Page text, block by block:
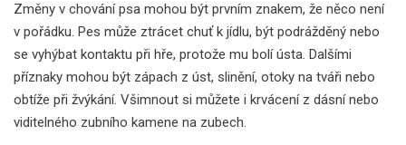
Změny v chování psa mohou být prvním znakem, že něco není
v pořádku. Pes může ztrácet chuť k jídlu, být podrážděný nebo
se vyhýbat kontaktu při hře, protože mu bolí ústa. Dalšími
příznaky mohou být zápach z úst, slinění, otoky na tváři nebo
obtíže při žvýkání. Všimnout si můžete i krvácení z dásní nebo
viditelného zubního kamene na zubech.